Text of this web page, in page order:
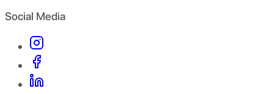
Social Media